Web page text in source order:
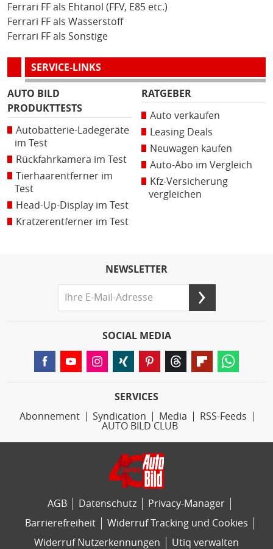
Ferrari FF als Ehtanol (FFV, E85 etc.)
Ferrari FF als Wasserstoff
Ferrari FF als Sonstige
SERVICE-LINKS
AUTO BILD
PRODUKTTESTS
Autobatterie-Ladegeräte
im Test
Rückfahrkamera im Test
Tierhaarentferner im
Test
Head-Up-Display im Test
Kratzerentferner im Test
RATGEBER
Auto verkaufen
Leasing Deals
Neuwagen kaufen
Auto-Abo im Vergleich
Kfz-Versicherung
vergleichen
NEWSLETTER
SOCIAL MEDIA
SERVICES
Abonnement
Syndication Media
RSS-Feeds
AUTO BILD CLUB
AGB Datenschutz
Privacy-Manager
Barrierefreiheit
Widerruf Tracking und Cookies
Widerruf Nutzerkennungen
Utiq verwalten